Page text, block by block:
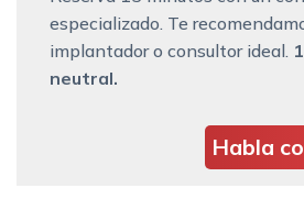
especializado. Te
implantador o consultor ideal.
neutral.
Habla